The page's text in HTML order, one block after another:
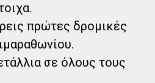
πρώτες δρομικές
σε όλους τους